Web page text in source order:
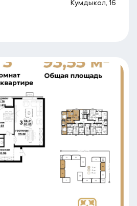
Кумдыкол, 16